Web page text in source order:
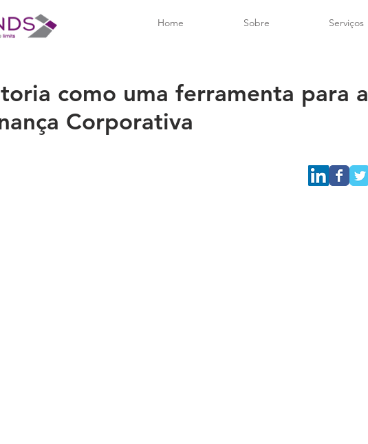
Home Sobre Serviços
como uma ferramenta para a
Corporativa